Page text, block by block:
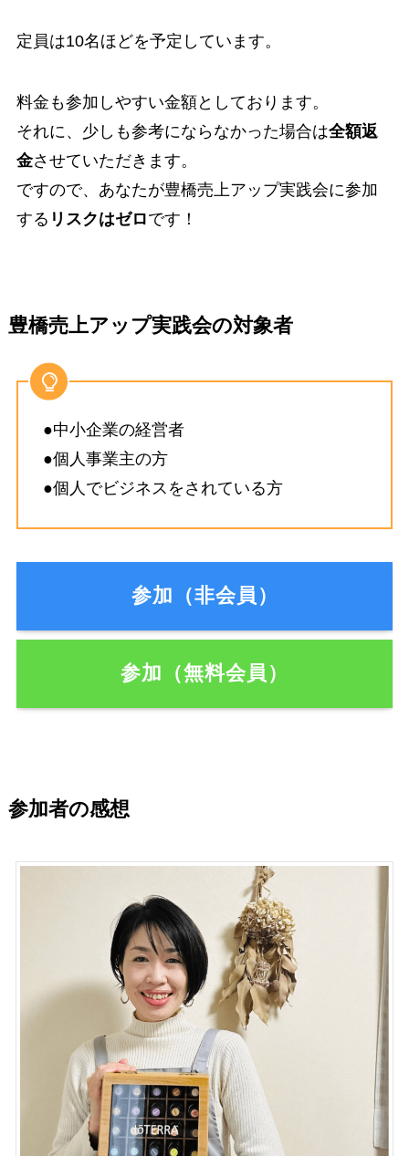
定員は10名ほどを予定しています。
料金も参加しやすい金額としております。
それに、少しも参考にならなかった場合は全額返
金させていただきます。
ですので、あなたが豊橋売上アップ実践会に参加
する リスクはゼロです！
豊橋売上アップ実践会の対象者
●中小企業の経営者
●個人事業主の方
●個人でビジネスをされている方
参加（非会員）
参加（無料会員）
参加者の感想